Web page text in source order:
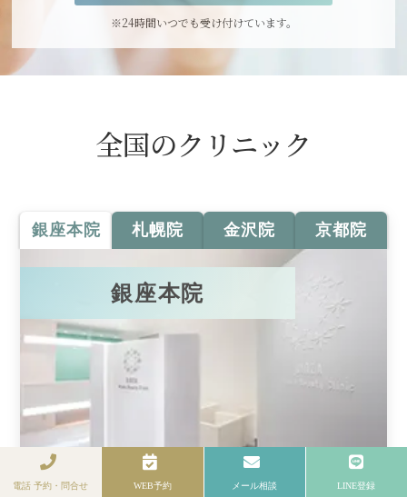
※24時間いつでも受け付けています。
全国のクリニック
銀座本院 札幌院 金沢院 京都院
銀座本院
電話 予約・問合せ WEB予約 メール相談 LINE登録